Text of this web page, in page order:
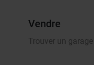
Vendre
Trouver un garage